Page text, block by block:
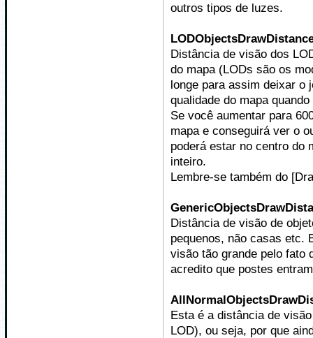
outros tipos de luzes.
Distância de visão dos
do mapa (LODs são os
longe para assim deixar o
qualidade do mapa
Se você aumentar para
mapa e conseguirá ver o
poderá estar no centro do
inteiro.
Lembre-se também do
Distância de visão de
pequenos, não casas etc.
visão tão grande pelo fato
acredito que postes
Esta é a distância de
LOD), ou seja, por que